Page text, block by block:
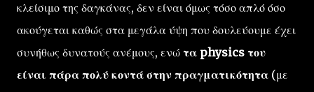
κλείσιμο της δαγκάνας, δεν είναι όμως τόσο απλό όσο
ακούγεται καθώς στα μεγάλα ύψη που δουλεύουμε έχει
συνήθως δυνατούς ανέμους, ενώ τα physics του
είναι πάρα πολύ κοντά στην πραγματικότητα (με